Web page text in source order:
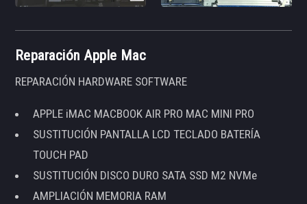
Reparación Apple Mac
REPARACIÓN HARDWARE SOFTWARE
APPLE iMAC MACBOOK AIR PRO MAC MINI PRO
SUSTITUCIÓN PANTALLA LCD TECLADO BATERÍA
TOUCH PAD
SUSTITUCIÓN DISCO DURO SATA SSD M2 NVMe
AMPLIACIÓN MEMORIA RAM